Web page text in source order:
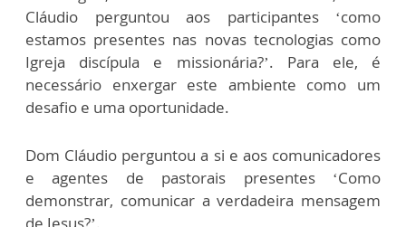
Cláudio perguntou aos participantes ‘como
estamos presentes nas novas tecnologias como
Igreja discípula e missionária?’. Para ele, é
necessário enxergar este ambiente como um
desafio e uma oportunidade.
Dom Cláudio perguntou a si e aos comunicadores
e agentes de pastorais presentes ‘Como
demonstrar, comunicar a verdadeira mensagem